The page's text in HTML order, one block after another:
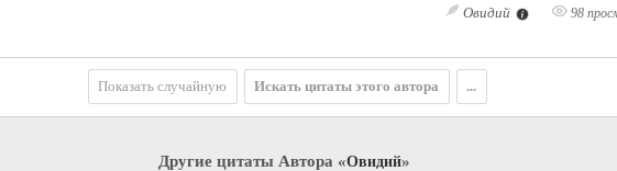
Овидий 98
Показать случайную Искать цитаты этого автора ...
Другие цитаты Автора «Овидий»